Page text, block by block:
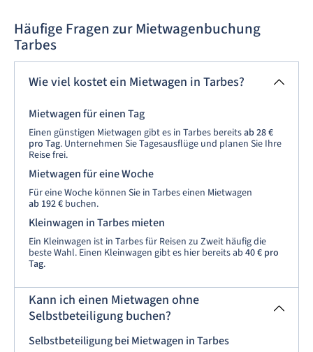
Häufige Fragen zur Mietwagenbuchung
Tarbes
Wie viel kostet ein Mietwagen in Tarbes?
Mietwagen für einen Tag
Einen günstigen Mietwagen gibt es in Tarbes bereitsab28 €
pro Tag. Unternehmen Sie Tagesausflüge und planen Sie Ihre
Reise frei.
Mietwagen für eine Woche
Für eine Woche können Sie in Tarbes einen Mietwagen
ab 192 € buchen.
Kleinwagen in Tarbes mieten
Ein Kleinwagen ist in Tarbes für Reisen zu Zweit häufig die
beste Wahl. Einen Kleinwagen gibt es hier bereits ab 40 € pro
Tag.
Kann ich einen Mietwagen ohne
Selbstbeteiligung buchen?
Selbstbeteiligung bei Mietwagen in Tarbes